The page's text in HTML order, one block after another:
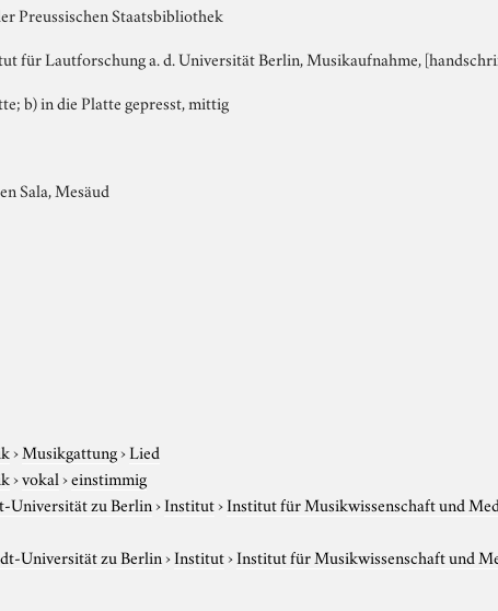
Preussischen Staatsbibliothek
für Lautforschung a. d. Universität Berlin, Musikaufnahme,
b) in die Platte gepresst, mittig
Sala, Mesäud
›Musikgattung›Lied
›vokal›einstimmig
Universität zu Berlin›Institut›Institut für Musikwissenschaft und
Universität zu Berlin›Institut›Institut für Musikwissenschaft und